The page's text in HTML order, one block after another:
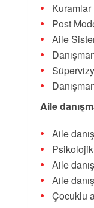
Kuramlar
Post
Aile
Aile
Aile
Psikolojik
Aile
Aile
Çocuklu